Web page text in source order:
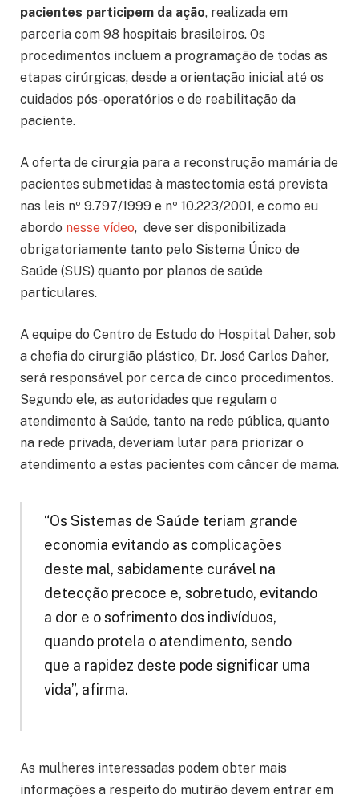
pacientes participem da ação, realizada em
parceria com 98 hospitais brasileiros. Os
procedimentos incluem a programação de todas as
etapas cirúrgicas, desde a orientação inicial até os
cuidados pós-operatórios e de reabilitação da
paciente.
A oferta de cirurgia para a reconstrução mamária de
pacientes submetidas à mastectomia está prevista
nas leis nº 9.797/1999 e nº 10.223/2001, e como eu
abordo nesse vídeo, deve ser disponibilizada
obrigatoriamente tanto pelo Sistema Único de
Saúde (SUS) quanto por planos de saúde
particulares.
A equipe do Centro de Estudo do Hospital Daher, sob
a chefia do cirurgião plástico, Dr. José Carlos Daher,
será responsável por cerca de cinco procedimentos.
Segundo ele, as autoridades que regulam o
atendimento à Saúde, tanto na rede pública, quanto
na rede privada, deveriam lutar para priorizar o
atendimento a estas pacientes com câncer de mama.
“Os Sistemas de Saúde teriam grande
economia evitando as complicações
deste mal, sabidamente curável na
detecção precoce e, sobretudo, evitando
a dor e o sofrimento dos indivíduos,
quando protela o atendimento, sendo
que a rapidez deste pode significar uma
vida”, afirma.
As mulheres interessadas podem obter mais
informações a respeito do mutirão devem entrar em